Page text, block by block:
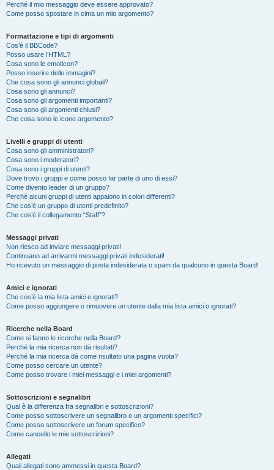
Perché il mio messaggio deve essere approvato?
Come posso spostare in cima un mio argomento?
Formattazione e tipi di argomenti
Cos’è il BBCode?
Posso usare l’HTML?
Cosa sono le emoticon?
Posso inserire delle immagini?
Che cosa sono gli annunci globali?
Cosa sono gli annunci?
Cosa sono gli argomenti importanti?
Cosa sono gli argomenti chiusi?
Che cosa sono le icone argomento?
Livelli e gruppi di utenti
Cosa sono gli amministratori?
Cosa sono i moderatori?
Cosa sono i gruppi di utenti?
Dove trovo i gruppi e come posso far parte di uno di essi?
Come divento leader di un gruppo?
Perché alcuni gruppi di utenti appaiono in colori differenti?
Che cos’è un gruppo di utenti predefinito?
Che cos’è il collegamento “Staff”?
Messaggi privati
Non riesco ad inviare messaggi privati!
Continuano ad arrivarmi messaggi privati indesiderati!
Ho ricevuto un messaggio di posta indesiderata o spam da qualcuno in questa Board!
Amici e ignorati
Che cos’è la mia lista amici e ignorati?
Come posso aggiungere o rimuovere un utente dalla mia lista amici o ignorati?
Ricerche nella Board
Come si fanno le ricerche nella Board?
Perché la mia ricerca non dà risultati?
Perché la mia ricerca dà come risultato una pagina vuota?
Come posso cercare un utente?
Come posso trovare i miei messaggi e i miei argomenti?
Sottoscrizioni e segnalibri
Qual è la differenza fra segnalibri e sottoscrizioni?
Come posso sottoscrivere un segnalibro o un argomenti specifici?
Come posso sottoscrivere un forum specifico?
Come cancello le mie sottoscrizioni?
Allegati
Quali allegati sono ammessi in questa Board?